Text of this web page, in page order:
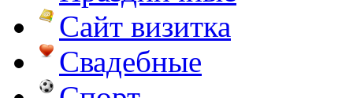
Сайт визитка
Свадебные